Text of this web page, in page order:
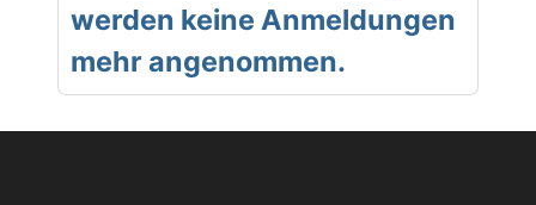
werden keine Anmeldungen
mehr angenommen.